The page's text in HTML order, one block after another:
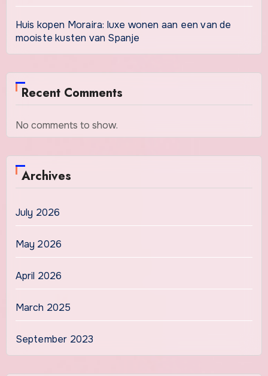
Huis kopen Moraira: luxe wonen aan een van de
mooiste kusten van Spanje
Recent Comments
No comments to show.
Archives
July 2026
May 2026
April 2026
March 2025
September 2023